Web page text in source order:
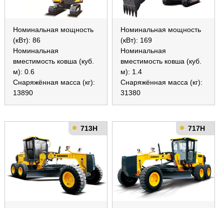
Номинальная мощность
(кВт): 86
Номинальная
вместимость ковша (куб.
м): 0.6
Снаряжённая масса (кг):
13890
Номинальная мощность
(кВт): 169
Номинальная
вместимость ковша (куб.
м): 1.4
Снаряжённая масса (кг):
31380
713H 717H